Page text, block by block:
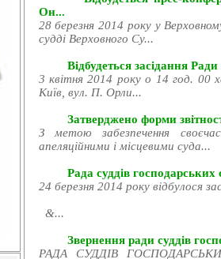
Он...
28 березня 2014 року у
судді Верховного Су...
Відбудеться засідання
3 квітня 2014 року о 14 год. 00
Київ, вул. П. Орли...
Затверджено форми
З метою забезпечення
апеляційними і місцевими суда...
Рада суддів господарських
24 березня 2014 року відбулося
&...
Звернення ради суддів
РАДА СУДДІВ